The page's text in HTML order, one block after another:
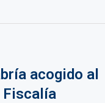
acogido al